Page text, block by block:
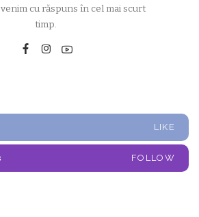
cu răspuns în cel mai scurt
timp.
LIKE
FOLLOW